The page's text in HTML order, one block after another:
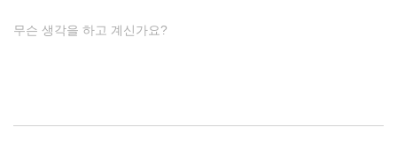
무슨 생각을 하고 계신가요?